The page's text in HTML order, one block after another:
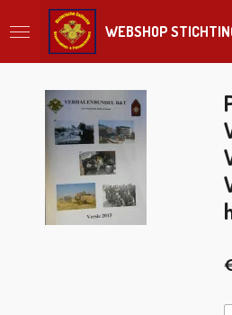
direct
hoofdinhoud